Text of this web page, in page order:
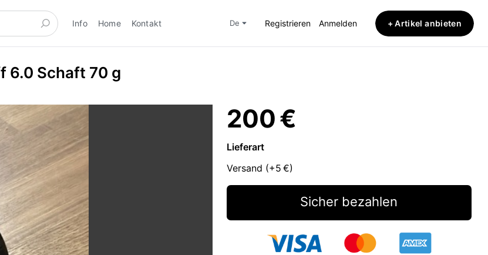
Info Home Kontakt de Registrieren Anmelden + Artikel anbieten
6.0 Schaft 70 g
200 €
Lieferart
Versand (+5 €)
Sicher bezahlen